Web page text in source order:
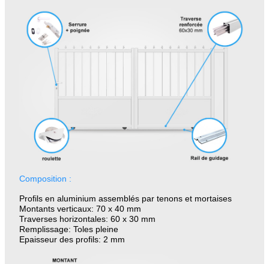
Composition :
Profils en aluminium assemblés par tenons et mortaises
Montants verticaux: 70 x 40 mm
Traverses horizontales: 60 x 30 mm
Remplissage: Toles pleine
Epaisseur des profils: 2 mm